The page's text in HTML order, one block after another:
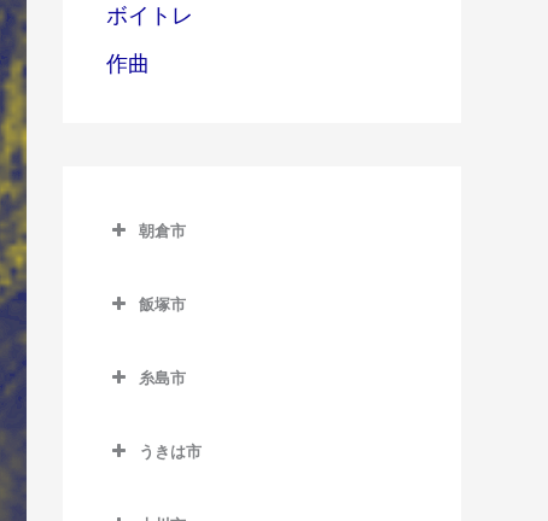
ボイトレ
作曲
朝倉市
甘木駅のウクレレ教室
上浦駅のウクレレ教室
飯塚市
飯塚駅のウクレレ教室
浦田駅のウクレレ教室
糸島市
一貴山駅のウクレレ教室
糸島高校前駅のウクレレ教
うきは市